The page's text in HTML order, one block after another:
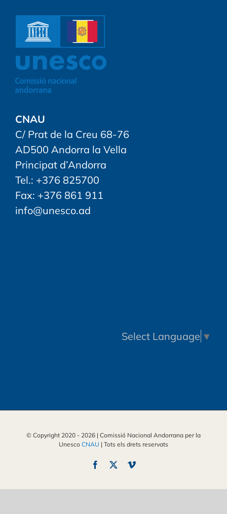
CNAU
C/ Prat de la Creu 68-76
AD500 Andorra la Vella
Principat d’Andorra
Tel.: +376 825700
Fax: +376 861 911
info@unesco.ad
Select Language ▼
© Copyright 2020 - 2026 | Comissió Nacional Andorrana per la
Unesco CNAU | Tots els drets reservats
Facebook Vimeo